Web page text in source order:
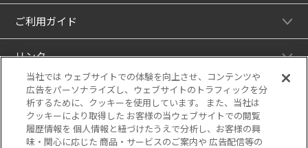
ご利用ガイド
リンク
当社では ウェブサイトでの体験を向上させ、コンテンツや
広告をパーソナライズし、ウェブサイトのトラフィックを分
析するために、クッキーを使用しています。 また、当社は
クッキーにより取得した お客様の当ウェブサイトでの閲覧
履歴情報を 個人情報と紐づけたうえで分析し、お客様の興
味・関心に応じた 商品・サービスのご案内や 広告配信等の